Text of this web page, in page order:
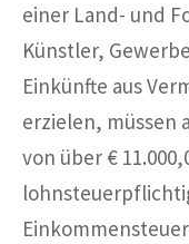
einer Land- und
Künstler,
Einkünfte aus
erzielen, müssen
von über €